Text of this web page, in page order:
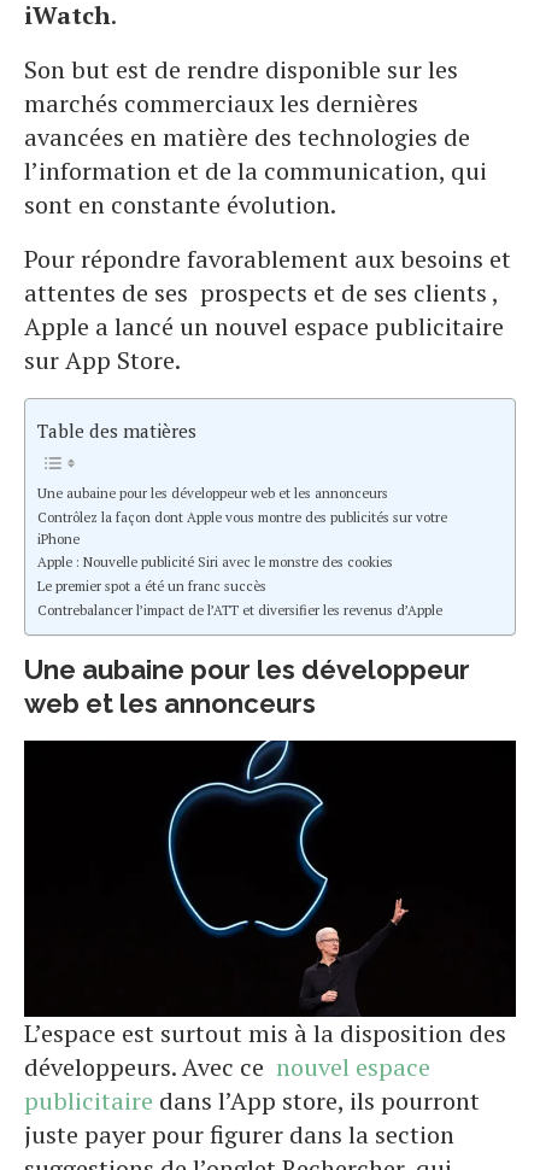
iWatch.
Son but est de rendre disponible sur les
marchés commerciaux les dernières
avancées en matière des technologies de
l’information et de la communication, qui
sont en constante évolution.
Pour répondre favorablement aux besoins et
attentes de ses prospects et de ses clients ,
Apple a lancé un nouvel espace publicitaire
sur App Store.
Table des matières
Une aubaine pour les développeur web et les annonceurs
Contrôlez la façon dont Apple vous montre des publicités sur votre
iPhone
Apple : Nouvelle publicité Siri avec le monstre des cookies
Le premier spot a été un franc succès
Contrebalancer l’impact de l’ATT et diversifier les revenus d’Apple
Une aubaine pour les développeur
web et les annonceurs
L’espace est surtout mis à la disposition des
développeurs. Avec ce nouvel espace
publicitaire dans l’App store, ils pourront
juste payer pour figurer dans la section